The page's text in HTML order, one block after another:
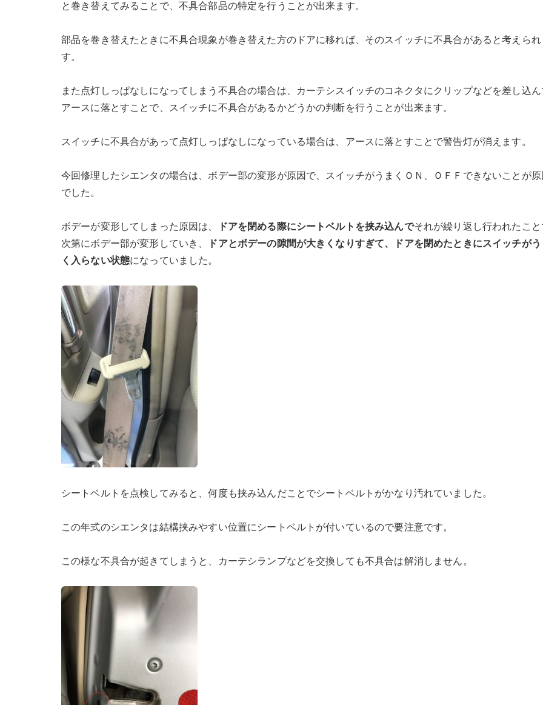
と巻き替えてみることで、不具合部品の特定を行うことが出来ます。
部品を巻き替えたときに不具合現象が巻き替えた方のドアに移れば、そのスイッチに不具合があると考えられ
す。
また点灯しっぱなしになってしまう不具合の場合は、カーテシスイッチのコネクタにクリップなどを差し込
アースに落とすことで、スイッチに不具合があるかどうかの判断を行うことが出来ます。
スイッチに不具合があって点灯しっぱなしになっている場合は、アースに落とすことで警告灯が消えます。
今回修理したシエンタの場合は、ボデー部の変形が原因で、スイッチがうまくＯＮ、ＯＦＦできないことが原
でした。
ボデーが変形してしまった原因は、 ドアを閉める際にシートベルトを挟み込んでそれが繰り返し行われたこ
次第にボデー部が変形していき、
ドアとボデーの隙間が大きくなりすぎて、ドアを閉めたときにスイッチがう
く入らない状態になっていました。
シートベルトを点検してみると、何度も挟み込んだことでシートベルトがかなり汚れていました。
この年式のシエンタは結構挟みやすい位置にシートベルトが付いているので要注意です。
この様な不具合が起きてしまうと、カーテシランプなどを交換しても不具合は解消しません。